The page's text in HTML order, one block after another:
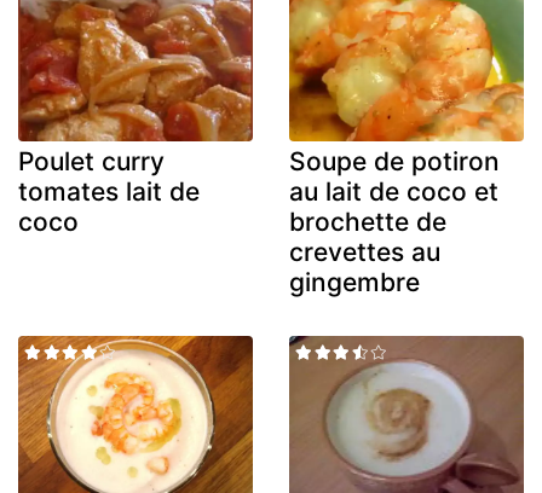
Poulet curry
tomates lait de
coco
Soupe de potiron
au lait de coco et
brochette de
crevettes au
gingembre